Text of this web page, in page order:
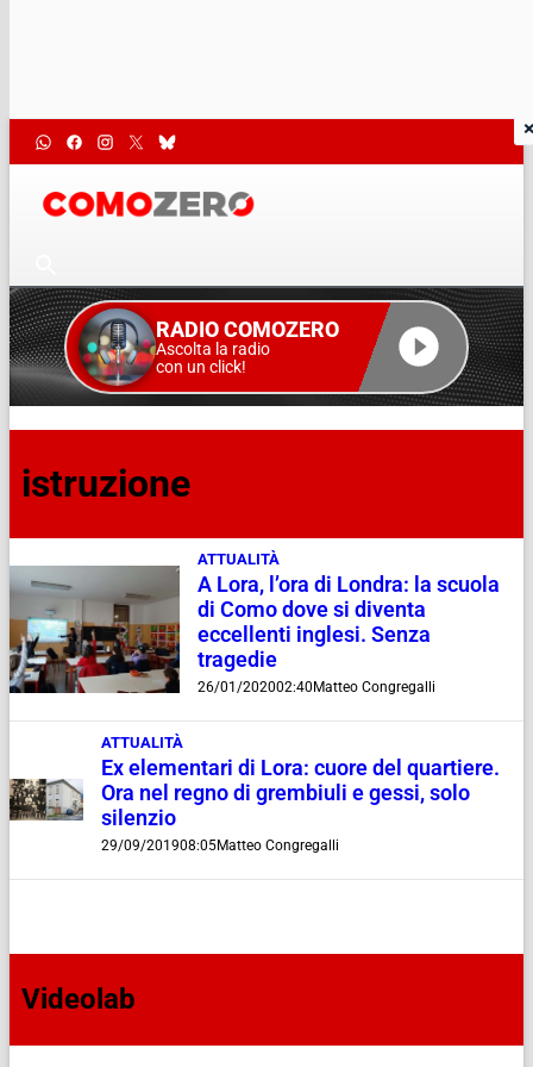
RADIO COMOZERO
Ascolta la radio
con un click!
istruzione
ATTUALITÀ
A Lora, l’ora di Londra: la scuola
di Como dove si diventa
eccellenti inglesi. Senza
tragedie
26/01/202002:40Matteo Congregalli
ATTUALITÀ
Ex elementari di Lora: cuore del quartiere.
Ora nel regno di grembiuli e gessi, solo
silenzio
29/09/201908:05Matteo Congregalli
Videolab